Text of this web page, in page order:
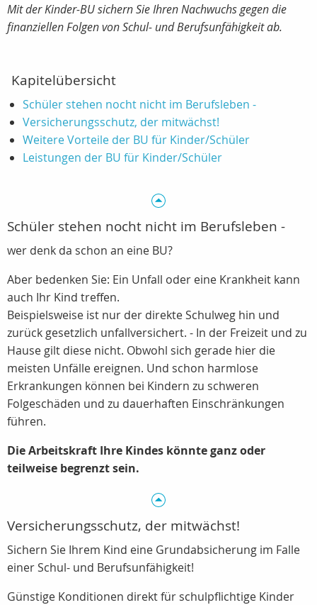
Mit der Kinder-BU sichern Sie Ihren Nachwuchs gegen die
finanziellen Folgen von Schul- und Berufsunfähigkeit ab.
Kapitelübersicht
Schüler stehen nocht nicht im Berufsleben -
Versicherungsschutz, der mitwächst!
Weitere Vorteile der BU für Kinder/Schüler
Leistungen der BU für Kinder/Schüler
Schüler stehen nocht nicht im Berufsleben -
wer denk da schon an eine BU?
Aber bedenken Sie: Ein Unfall oder eine Krankheit kann
auch Ihr Kind treffen.
Beispielsweise ist nur der direkte Schulweg hin und
zurück gesetzlich unfallversichert. - In der Freizeit und zu
Hause gilt diese nicht. Obwohl sich gerade hier die
meisten Unfälle ereignen. Und schon harmlose
Erkrankungen können bei Kindern zu schweren
Folgeschäden und zu dauerhaften Einschränkungen
führen.
Die Arbeitskraft Ihre Kindes könnte ganz oder
teilweise begrenzt sein.
Versicherungsschutz, der mitwächst!
Sichern Sie Ihrem Kind eine Grundabsicherung im Falle
einer Schul- und Berufsunfähigkeit!
Günstige Konditionen direkt für schulpflichtige Kinder